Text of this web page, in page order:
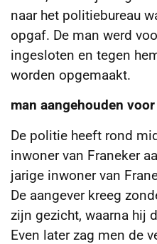
naar het politiebureau
opgaf. De man werd
ingesloten en tegen
worden opgemaakt.
man aangehouden
De politie heeft rond
inwoner van Franeker
jarige inwoner van
De aangever kreeg
zijn gezicht, waarna hij
Even later zag men de